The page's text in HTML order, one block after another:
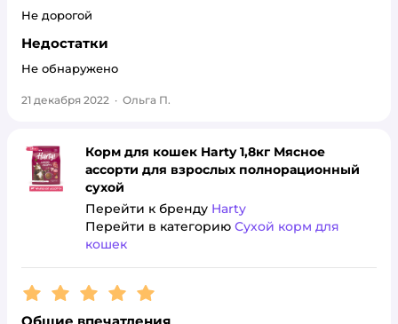
Не дорогой
Недостатки
Не обнаружено
21 декабря 2022 · Ольга П.
Корм для кошек Harty 1,8кг Мясное
ассорти для взрослых полнорационный
сухой
Перейти к бренду Harty
Перейти в категорию Сухой корм для
кошек
Рейтинг:5